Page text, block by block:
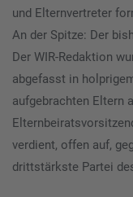
und Elternvertreter
An der Spitze: Der
Der WIR-Redaktion
abgefasst in
aufgebrachten Eltern
verdient, offen auf,
drittstärkste Partei